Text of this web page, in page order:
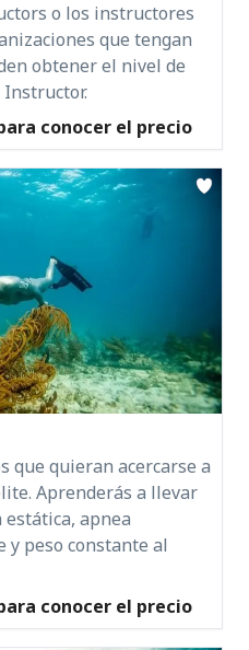
o los instructores
que tengan
obtener el nivel de
Instructor.
conocer el precio
que quieran acercarse a
Aprenderás a llevar
apnea
peso constante al
conocer el precio